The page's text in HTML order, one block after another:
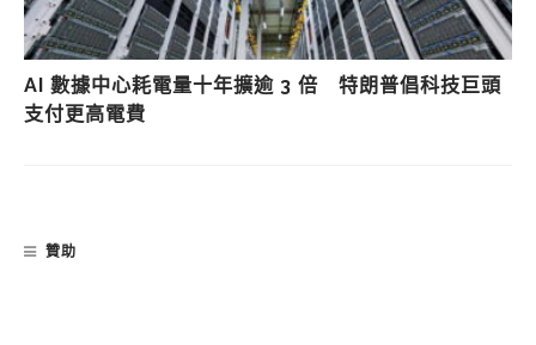
AI 數據中心耗電量十年擴逾 3 倍 特朗普倡科技巨頭
支付更高電費
贊助